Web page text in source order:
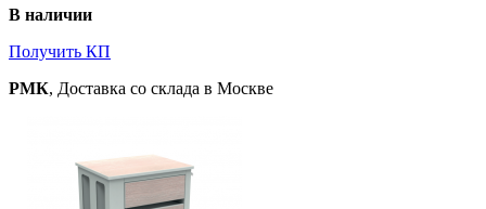
В наличии
Получить КП
РМК, Доставка со склада в Москве